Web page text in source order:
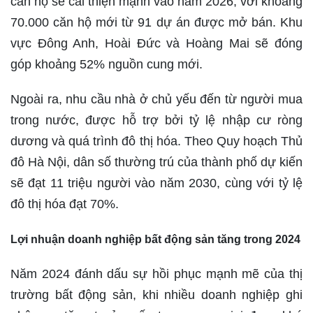
70.000 căn hộ mới từ 91 dự án được mở bán. Khu
vực Đông Anh, Hoài Đức và Hoàng Mai sẽ đóng
góp khoảng 52% nguồn cung mới.
Ngoài ra, nhu cầu nhà ở chủ yếu đến từ người mua
trong nước, được hỗ trợ bởi tỷ lệ nhập cư ròng
dương và quá trình đô thị hóa. Theo Quy hoạch Thủ
đô Hà Nội, dân số thường trú của thành phố dự kiến
sẽ đạt 11 triệu người vào năm 2030, cùng với tỷ lệ
đô thị hóa đạt 70%.
Lợi nhuận doanh nghiệp bất động sản tăng trong 2024
Năm 2024 đánh dấu sự hồi phục mạnh mẽ của thị
trường bất động sản, khi nhiều doanh nghiệp ghi